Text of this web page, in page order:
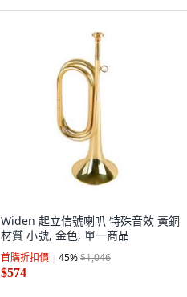
Widen 起立信號喇叭 特殊音效 黃銅
材質 小號, 金色, 單一商品
首購折扣價 45%$1,046
$574